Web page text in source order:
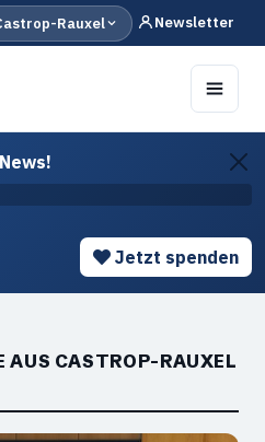
Rauxel Newsletter
Jetzt spenden
AUS CASTROP-RAUXEL